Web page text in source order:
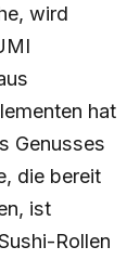
wird
hat
Genusses
die bereit
ist
Rollen